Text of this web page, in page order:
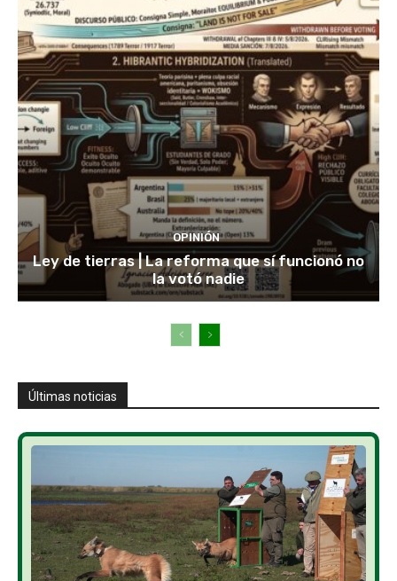
OPINIÓN
Ley de tierras | La reforma que sí funcionó no
la votó nadie
Últimas noticias